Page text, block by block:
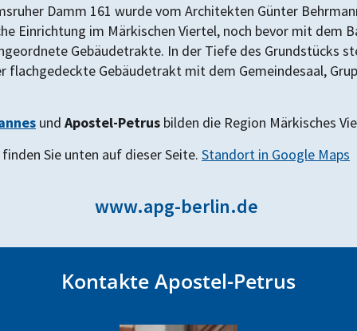
Damm 161 wurde vom Architekten Günter
Einrichtung im Märkischen Viertel, noch bevor mit dem
Gebäudetrakte. In der Tiefe des Grundstücks
Gebäudetrakt mit dem Gemeindesaal,
und Apostel-Petrus bilden die Region Märkisches
finden Sie unten auf dieser Seite. Standort in Google Maps
www.apg-berlin.de
Kontakte Apostel-Petrus